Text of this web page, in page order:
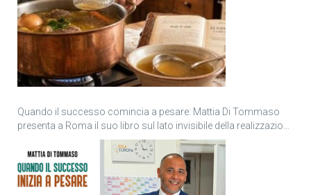
Quando il successo comincia a pesare: Mattia Di Tommaso
presenta a Roma il suo libro sul lato invisibile della realizzazione